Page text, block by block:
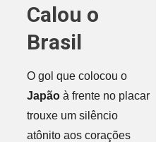
Calou o
Brasil
O gol que colocou o
Japãoà frente no placar
trouxe um silêncio
atônito aos corações